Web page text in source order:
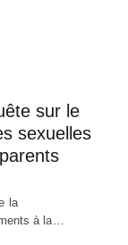
sur le
sexuelles
la
à la…